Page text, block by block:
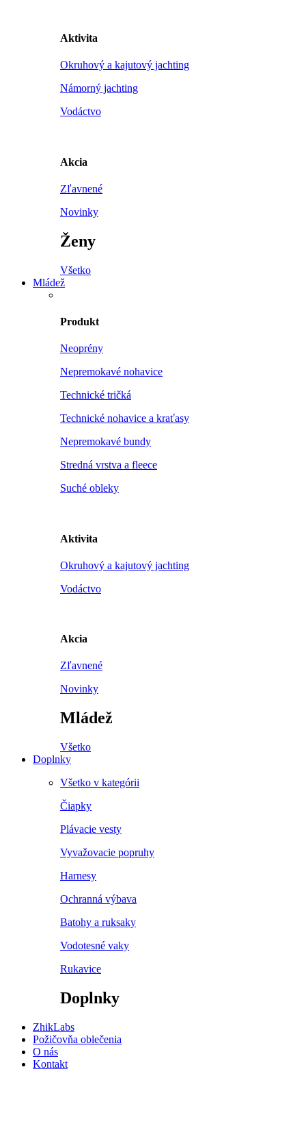
Aktivita
Okruhový a kajutový jachting
Námorný jachting
Vodáctvo
Akcia
Zľavnené
Novinky
Ženy
Všetko
Mládež
Produkt
Neoprény
Nepremokavé nohavice
Technické tričká
Technické nohavice a kraťasy
Nepremokavé bundy
Stredná vrstva a fleece
Suché obleky
Aktivita
Okruhový a kajutový jachting
Vodáctvo
Akcia
Zľavnené
Novinky
Mládež
Všetko
Doplnky
Všetko v kategórii
Čiapky
Plávacie vesty
Vyvažovacie popruhy
Harnesy
Ochranná výbava
Batohy a ruksaky
Vodotesné vaky
Rukavice
Doplnky
ZhikLabs
Požičovňa oblečenia
O nás
Kontakt